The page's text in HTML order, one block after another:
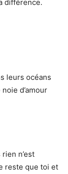
différence.
leurs océans
d’amour
n’est
reste que toi et